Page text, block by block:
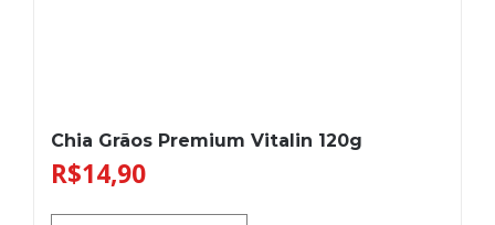
Chia Grãos Premium Vitalin 120g
R$14,90